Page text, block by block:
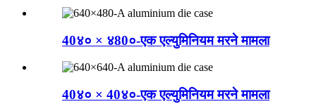
40४० × ४80०-एक एल्युमिनियम मरने मामला
40४० × 40४०-एक एल्युमिनियम मरने मामला